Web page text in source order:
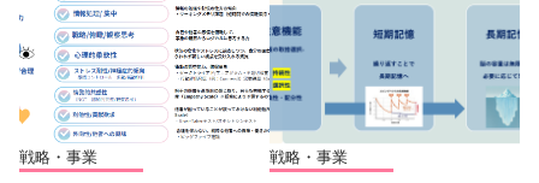
戦略・事業 戦略・事業